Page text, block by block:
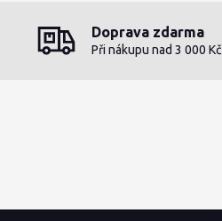
Doprava zdarma
Při nákupu nad 3 000 Kč